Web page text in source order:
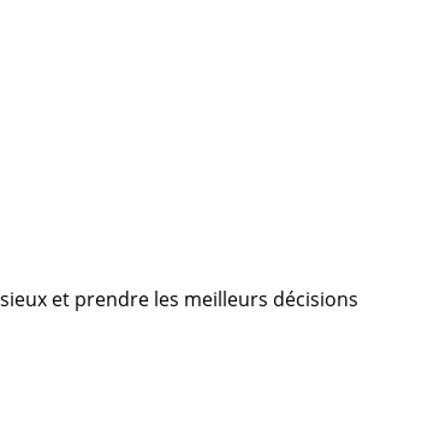
et prendre les meilleurs décisions